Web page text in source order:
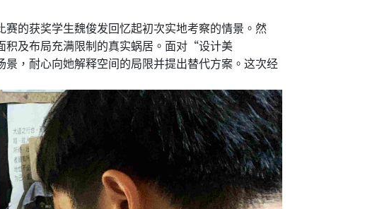
的获奖学生魏俊发回忆起初次实地考察的情景。然
积及布局充满限制的真实蜗居。面对“设计美
耐心向她解释空间的局限并提出替代方案。这次经